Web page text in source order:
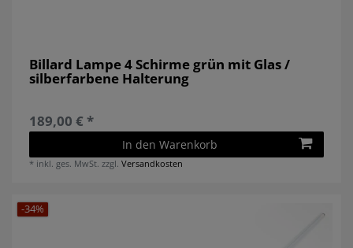
Billard Lampe 4 Schirme grün mit Glas /
silberfarbene Halterung
189,00 € *
In den Warenkorb
* inkl. ges. MwSt. zzgl.Versandkosten
-34%